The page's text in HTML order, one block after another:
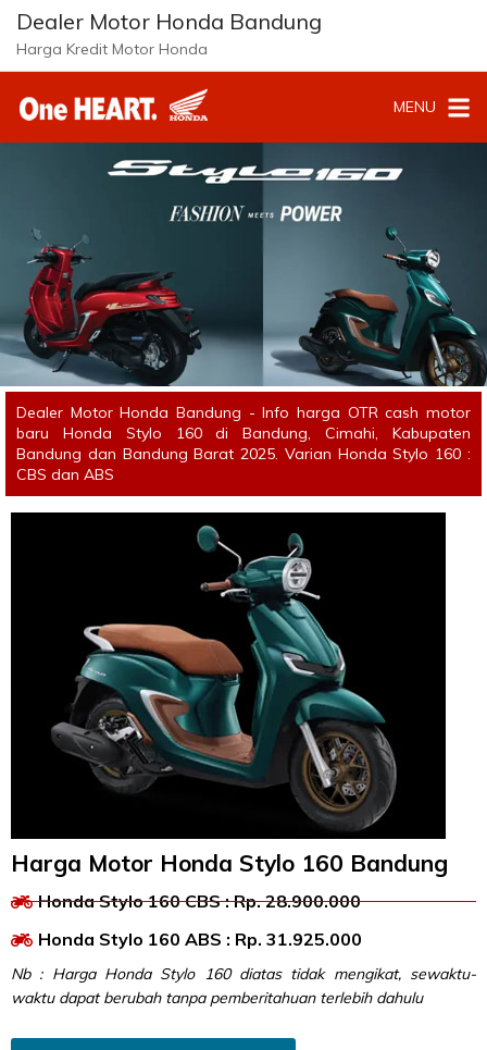
Dealer Motor Honda Bandung
Harga Kredit Motor Honda
MENU
Dealer Motor Honda Bandung - Info harga OTR cash motor
baru Honda Stylo 160 di Bandung, Cimahi, Kabupaten
Bandung dan Bandung Barat 2025. Varian Honda Stylo 160 :
CBS dan ABS
Harga Motor Honda Stylo 160 Bandung
Honda Stylo 160 CBS : Rp. 28.900.000
Honda Stylo 160 ABS : Rp. 31.925.000
Nb : Harga Honda Stylo 160 diatas tidak mengikat, sewaktu-
waktu dapat berubah tanpa pemberitahuan terlebih dahulu